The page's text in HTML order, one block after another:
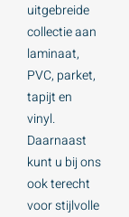
uitgebreide
collectie aan
laminaat,
PVC, parket,
tapijt en
vinyl.
Daarnaast
kunt u bij ons
ook terecht
voor stijlvolle